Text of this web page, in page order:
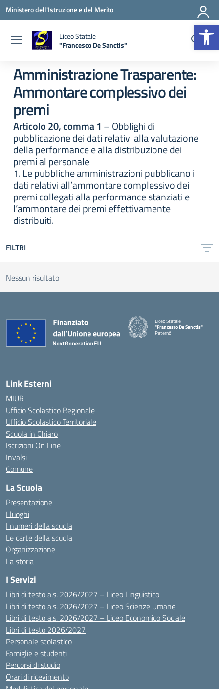
Vai ai contenuti
Vai al menu di navigazione
Vai al footer
Ministero dell'Istruzione e del Merito
Liceo Statale
"Francesco De Sanctis"
Amministrazione Trasparente:
Ammontare complessivo dei
premi
Articolo 20, comma 1 – Obblighi di
pubblicazione dei dati relativi alla valutazione
della performance e alla distribuzione dei
premi al personale
1. Le pubbliche amministrazioni pubblicano i
dati relativi all’ammontare complessivo dei
premi collegati alla performance stanziati e
l’ammontare dei premi effettivamente
distribuiti.
FILTRI
Nessun risultato
Liceo Statale
"Francesco De Sanctis"
Paternò
Link Esterni
MIUR
Ufficio Scolastico Regionale
Ufficio Scolastico Territoriale
Scuola in Chiaro
Iscrizioni On Line
Invalsi
Comune
La Scuola
Presentazione
I luoghi
I numeri della scuola
Le carte della scuola
Organizzazione
La storia
I Servizi
Libri di testo a.s. 2026/2027 – Liceo Linguistico
Libri di testo a.s. 2026/2027 – Liceo Scienze Umane
Libri di testo a.s. 2026/2027 – Liceo Economico Sociale
Libri di testo 2026/2027
Personale scolastico
Famiglie e studenti
Percorsi di studio
Orari di ricevimento